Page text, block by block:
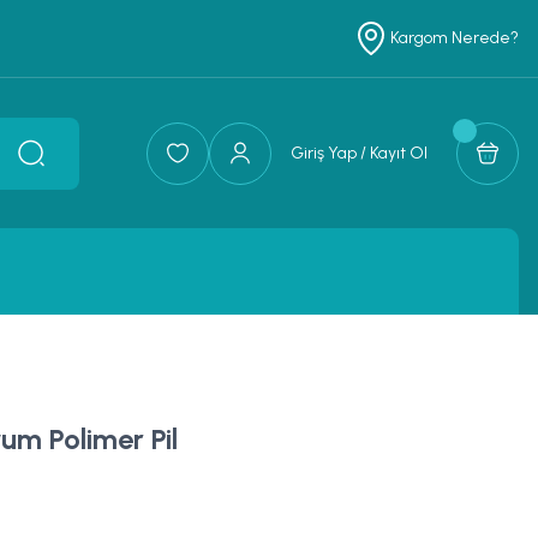
Kargom Nerede?
Giriş Yap / Kayıt Ol
Polimer Pil